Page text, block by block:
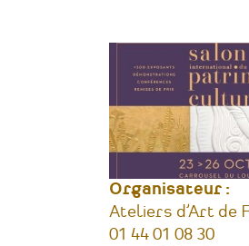
Organisateur :
Ateliers d’Art de
Téléphone
01 44 01 08 30